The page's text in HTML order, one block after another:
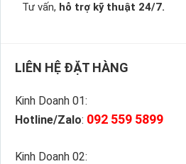
Tư vấn, hỗ trợ kỹ thuật 24/7.
LIÊN HỆ ĐẶT HÀNG
Kinh Doanh 01:
Hotline/Zalo: 092 559 5899
Kinh Doanh 02: